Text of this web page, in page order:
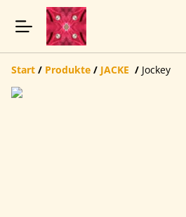
Start / Produkte / JACKE / Jockey